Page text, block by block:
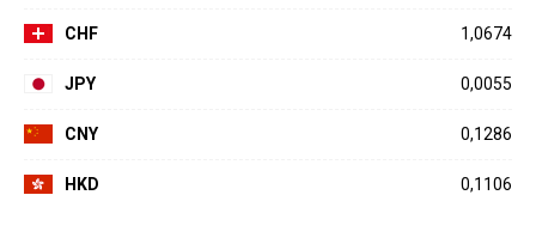
CHF 1,0674
JPY 0,0055
CNY 0,1286
HKD 0,1106